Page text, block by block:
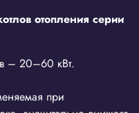
отопления серии
– 20–60 кВт.
при